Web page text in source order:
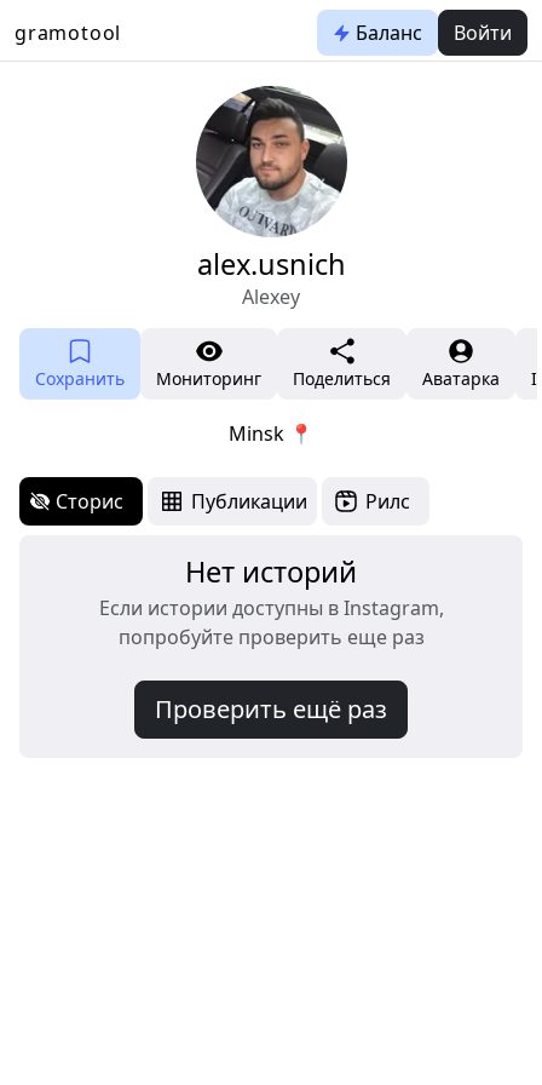
gramotool Баланс Войти
alex.usnich
Alexey
Сохранить Мониторинг Поделиться Аватарка
Minsk 📍
Сторис Публикации Рилс
Нет историй
Если истории доступны в Instagram,
попробуйте проверить еще раз
Проверить ещё раз